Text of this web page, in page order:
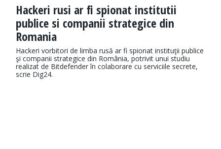
Hackeri rusi ar fi spionat institutii
publice si companii strategice din
Romania
Hackeri vorbitori de limba rusă ar fi spionat instituţii publice
şi companii strategice din România, potrivit unui studiu
realizat de Bitdefender în colaborare cu serviciile secrete,
scrie Dig24.